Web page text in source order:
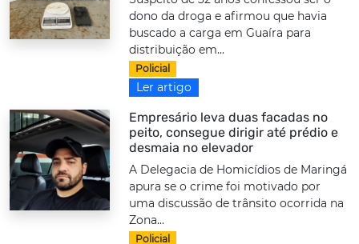
dono da droga e afirmou que havia
buscado a carga em Guaíra para
distribuição em...
Policial
Ler artigo
Empresário leva duas facadas no
peito, consegue dirigir até prédio e
desmaia no elevador
A Delegacia de Homicídios de Maringá
apura se o crime foi motivado por
uma discussão de trânsito ocorrida na
Zona...
Policial